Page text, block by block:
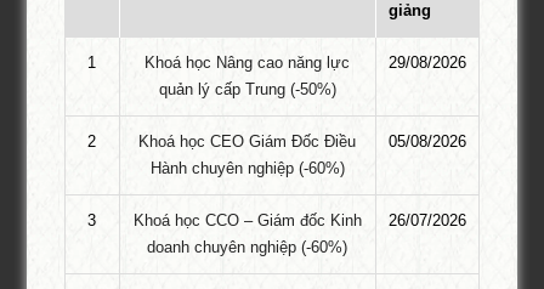
Email: thutrangpti.dk@gmail.com
Để lại một bình luận
giảng
1
Khoá học Nâng cao năng lực
quản lý cấp Trung (-50%)
29/08/2026
2
Khoá học CEO Giám Đốc Điều
Hành chuyên nghiệp (-60%)
05/08/2026
3
Khoá học CCO – Giám đốc Kinh
doanh chuyên nghiệp (-60%)
26/07/2026